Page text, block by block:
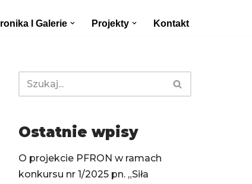
I Galerie Projekty Kontakt
Ostatnie wpisy
O projekcie PFRON w ramach
konkursu nr 1/2025 pn. „Siła